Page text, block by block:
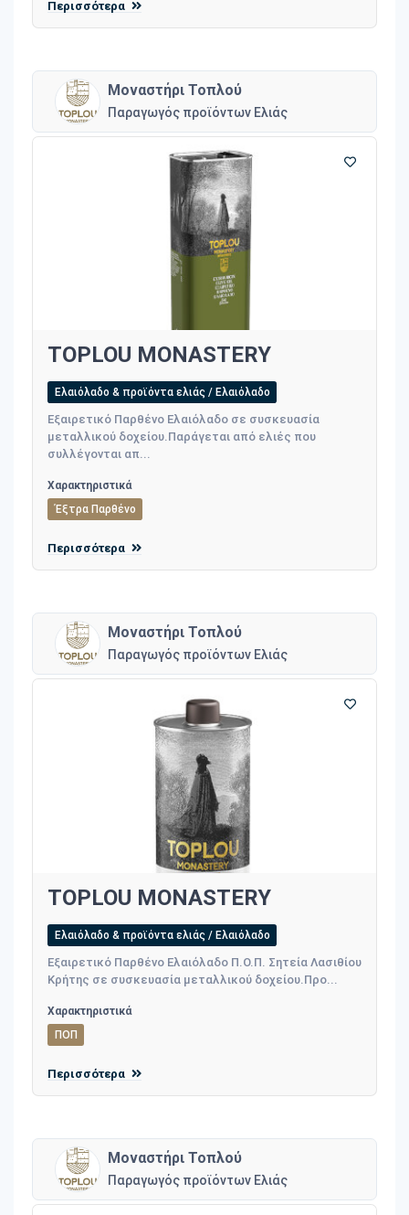
Περισσότερα
Μοναστήρι Τοπλού
Παραγωγός προϊόντων Ελιάς
TOPLOU MONASTERY
Ελαιόλαδο & προϊόντα ελιάς / Ελαιόλαδο
Εξαιρετικό Παρθένο Ελαιόλαδο σε συσκευασία
μεταλλικού δοχείου.Παράγεται από ελιές που
συλλέγονται απ...
Χαρακτηριστικά
Έξτρα Παρθένο
Περισσότερα
Μοναστήρι Τοπλού
Παραγωγός προϊόντων Ελιάς
TOPLOU MONASTERY
Ελαιόλαδο & προϊόντα ελιάς / Ελαιόλαδο
Εξαιρετικό Παρθένο Ελαιόλαδο Π.Ο.Π. Σητεία Λασιθίου
Κρήτης σε συσκευασία μεταλλικού δοχείου.Προ...
Χαρακτηριστικά
ΠΟΠ
Περισσότερα
Μοναστήρι Τοπλού
Παραγωγός προϊόντων Ελιάς